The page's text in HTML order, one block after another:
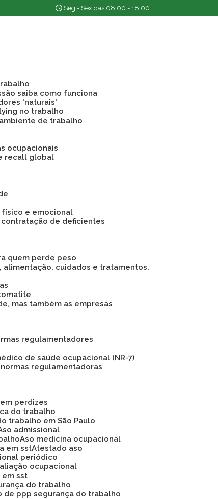
Seg - Sex das 08:00 - 18:00
saiba como funciona
'naturais'
no trabalho
de trabalho
ocupacionais
recall global
físico e emocional
contratação de deficientes
quem perde peso
alimentação, cuidados e tratamentos.
mas também as empresas
regulamentadores
de saúde ocupacional (NR-7)
normas regulamentadoras
perdizes
do trabalho
trabalho em São Paulo
Aso admissional
Aso medicina ocupacional
em sst Atestado aso
periódico
ocupacional
em sst
do trabalho
de ppp segurança do trabalho